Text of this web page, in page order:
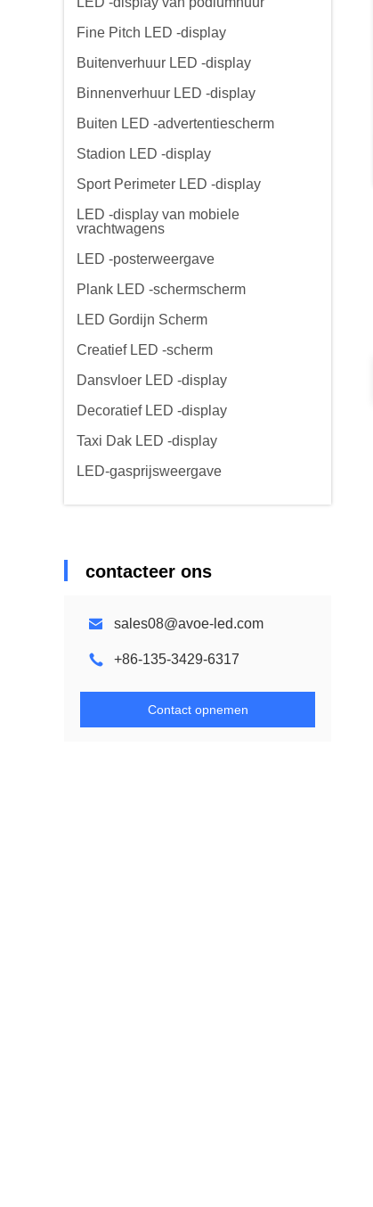
Fine Pitch LED -display
Buitenverhuur LED -display
Binnenverhuur LED -display
Buiten LED -advertentiescherm
Stadion LED -display
Sport Perimeter LED -display
LED -display van mobiele
vrachtwagens
LED -posterweergave
Plank LED -schermscherm
LED Gordijn Scherm
Creatief LED -scherm
Dansvloer LED -display
Decoratief LED -display
Taxi Dak LED -display
LED-gasprijsweergave
contacteer ons
sales08@avoe-led.com
+86-135-3429-6317
Contact opnemen